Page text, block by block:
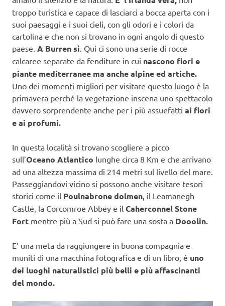
troppo turistica e capace di lasciarci a bocca aperta con i
suoi paesaggi e i suoi cieli, con gli odori e i colori da
cartolina e che non si trovano in ogni angolo di questo
paese. A Burren sì. Qui ci sono una serie di rocce
calcaree separate da fenditure in cui nascono fiori e
piante mediterranee ma anche alpine ed artiche.
Uno dei momenti migliori per visitare questo luogo è la
primavera perché la vegetazione inscena uno spettacolo
davvero sorprendente anche per i più assuefatti ai fiori
e ai profumi.
In questa località si trovano scogliere a picco
sull’Oceano Atlantico lunghe circa 8 Km e che arrivano
ad una altezza massima di 214 metri sul livello del mare.
Passeggiandovi vicino si possono anche visitare tesori
storici come il Poulnabrone dolmen, il Leamanegh
Castle, la Corcomroe Abbey e il Caherconnel Stone
Fort mentre più a Sud si può fare una sosta a Dooolin.
E’ una meta da raggiungere in buona compagnia e
muniti di una macchina fotografica e di un libro, è uno
dei luoghi naturalistici più belli e più affascinanti
del mondo.